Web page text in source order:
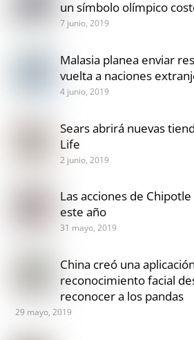
un símbolo olímpico
7 junio, 2019
Malasia planea enviar
vuelta a naciones
4 junio, 2019
Sears abrirá nuevas
Life
2 junio, 2019
Las acciones de
este año
31 mayo, 2019
China creó una
reconocimiento facial
reconocer a los pandas
29 mayo, 2019